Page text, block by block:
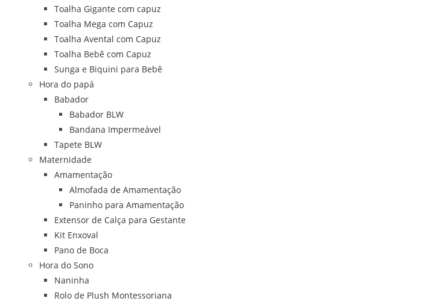
Toalha Gigante com capuz
Toalha Mega com Capuz
Toalha Avental com Capuz
Toalha Bebê com Capuz
Sunga e Biquini para Bebê
Hora do papá
Babador
Babador BLW
Bandana Impermeável
Tapete BLW
Maternidade
Amamentação
Almofada de Amamentação
Paninho para Amamentação
Extensor de Calça para Gestante
Kit Enxoval
Pano de Boca
Hora do Sono
Naninha
Rolo de Plush Montessoriana